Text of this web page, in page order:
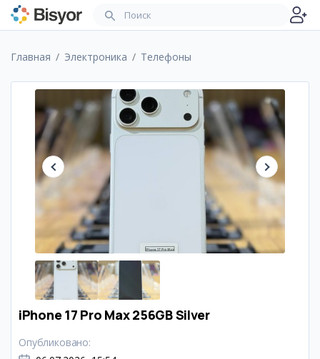
Главная Электроника Телефоны
iPhone 17 Pro Max 256GB Silver
Опубликовано: